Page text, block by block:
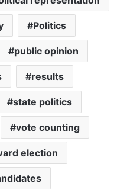
Politics
public opinion
results
state politics
vote counting
election